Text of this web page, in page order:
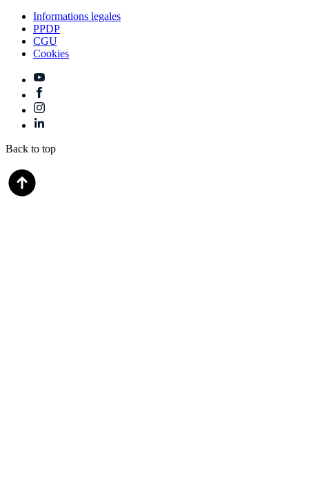
Informations legales
PPDP
CGU
Cookies
Back to top